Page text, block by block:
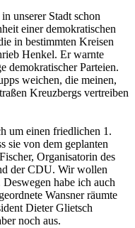
unserer Stadt schon
einer demokratischen
in bestimmten Kreisen
Henkel. Er warnte
demokratischer Parteien.
weichen, die meinen,
Kreuzbergs vertreiben
um einen friedlichen 1.
sie von dem geplanten
Organisatorin des
der CDU. Wir wollen
habe ich auch
Wansner räumte
Dieter Glietsch
noch aus.